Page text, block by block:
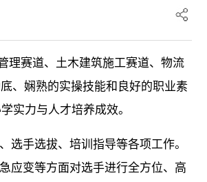
理赛道、土木建筑施工赛道、物流
、娴熟的实操技能和良好的职业素
实力与人才培养成效。
手选拔、培训指导等各项工作。
应变等方面对选手进行全方位、高